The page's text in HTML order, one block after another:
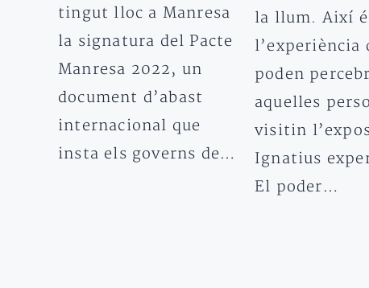
tingut lloc a Manresa
la signatura del Pacte
Manresa 2022, un
document d’abast
internacional que
insta els governs de…
la llum. Així
l’experiència
poden
aquelles
visitin
Ignatius
El poder…